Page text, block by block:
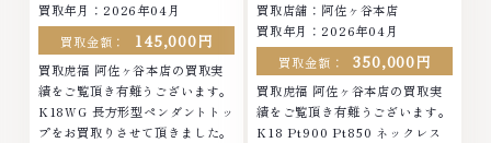
買取年月：2026年04月
買取金額：
145,000円
買取虎福 阿佐ヶ谷本店の買取実
績をご覧頂き有難うございます。
K18WG 長方形型ペンダントトッ
プをお買取りさせて頂きました。
買取店舗：阿佐ヶ谷本店
買取年月：2026年04月
買取金額：
350,000円
買取虎福 阿佐ヶ谷本店の買取実
績をご覧頂き有難うございます。
K18 Pt900 Pt850 ネックレス